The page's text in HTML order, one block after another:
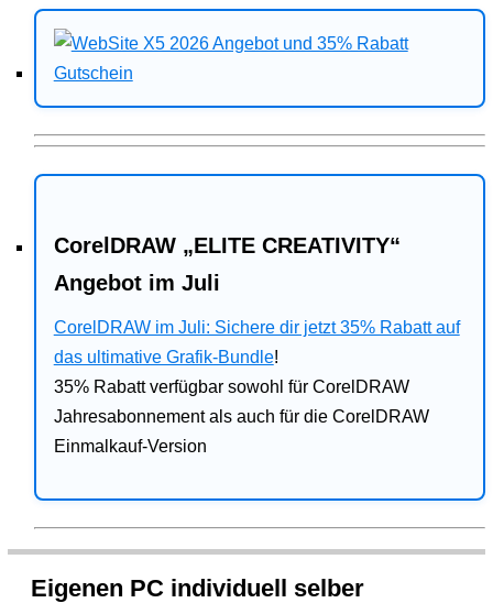
CorelDRAW „ELITE CREATIVITY“
Angebot im Juli
CorelDRAW im Juli: Sichere dir jetzt 35% Rabatt auf
das ultimative Grafik-Bundle!
35% Rabatt verfügbar sowohl für CorelDRAW
Jahresabonnement als auch für die CorelDRAW
Einmalkauf-Version
Eigenen PC individuell selber